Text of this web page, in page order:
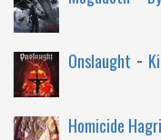
Onslaught -
Homicide